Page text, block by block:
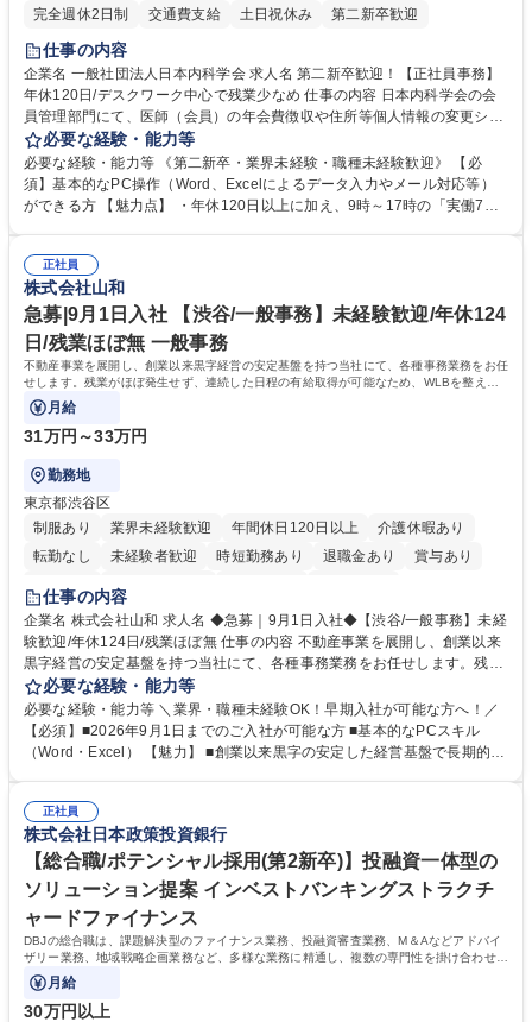
完全週休2日制
交通費支給 土日祝休み 第二新卒歓迎
仕事の内容
企業名 一般社団法人日本内科学会 求人名 第二新卒歓迎！【正社員事務】
年休120日/デスクワーク中心で残業少なめ 仕事の内容 日本内科学会の会
員管理部門にて、医師（会員）の年会費徴収や住所等個人情報の変更シス
テム入力、電話・FAX対応をお任せします。将来的には、各種委員会の運
営事務局業務などにも幅広く携わっていただきます。 【会員管理・データ
入力業務】 ・医師（会員）の住所変更、個人情報のシステム登録・更新
・年会費の徴収管理や入金データの照合確認 【問い合わせ対応】 ・会員
年休120日/デスクワーク中心で残業少なめ
必要な経験・能力等
必要な経験・能力等 《第二新卒・業界未経験・職種未経験歓迎》 【必
須】基本的なPC操作（Word、Excelによるデータ入力やメール対応等）
ができる方 【魅力点】 ・年休120日以上に加え、9時～17時の「実働7時
整、資料作成、当日の運営サポート 学歴・資格 学歴：大学院 大学 語学
力： 資格：
正社員
株式会社山和
急募|9月1日入社 【渋谷/一般事務】未経験歓迎/年休124
日/残業ほぼ無 一般事務
不動産事業を展開し、創業以来黒字経営の安定基盤を持つ当社にて、各種事務業務をお任
せします。残業がほぼ発生せず、連続した日程の有給取得が可能なため、WLBを整えた
い方にお勧めの環境です！
月給
31万円～33万円
勤務地
東京都渋谷区
制服あり
業界未経験歓迎 年間休日120日以上
介護休暇あり
転勤なし
未経験者歓迎 時短勤務あり 退職金あり
賞与あり
育休あり
完全週休2日制
仕事の内容
企業名 株式会社山和 求人名 ◆急募｜9月1日入社◆【渋谷/一般事務】未経
験歓迎/年休124日/残業ほぼ無 仕事の内容 不動産事業を展開し、創業以来
黒字経営の安定基盤を持つ当社にて、各種事務業務をお任せします。残業
がほぼ発生せず、連続した日程の有給取得が可能なため、WLBを整えたい
方にお勧めの環境です！ 入社後はOJTを通じて丁寧に研修を行いますの
で、事務未経験の方でも安心して臨むことができます。 【業務詳細】■電
話・来客対応 ■物件の鍵や社内の備品管理 ■データ入力や書類作成 ■契約
必要な経験・能力等
必要な経験・能力等 ＼業界・職種未経験OK！早期入社が可能な方へ！／
【必須】■2026年9月1日までのご入社が可能な方 ■基本的なPCスキル
（Word・Excel） 【魅力】 ■創業以来黒字の安定した経営基盤で長期的に
のOJTで業務を習得可能、未経験でもしっかりサポート 学歴・資格 学
歴：大学院 大学 高専 短大 語学力： 資格：
正社員
株式会社日本政策投資銀行
【総合職/ポテンシャル採用(第2新卒)】投融資一体型の
ソリューション提案 インベストバンキングストラクチ
ャードファイナンス
DBJの総合職は、課題解決型のファイナンス業務、投融資審査業務、M＆Aなどアドバイ
ザリー業務、地域戦略企画業務など、多様な業務に精通し、複数の専門性を掛け合わせて
広く社会に貢献していく職種です。
月給
30万円以上